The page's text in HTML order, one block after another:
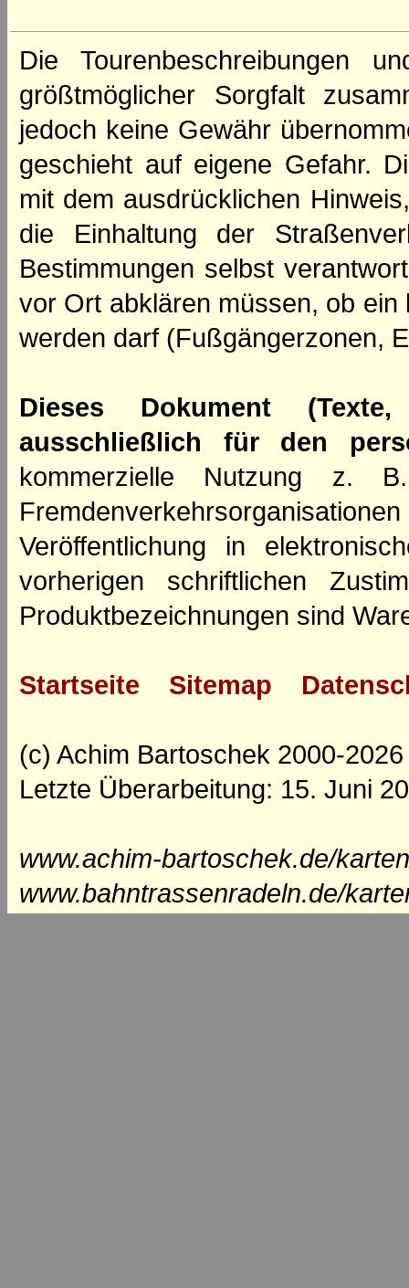
Die Tourenbeschreibungen
größtmöglicher Sorgfalt
jedoch keine Gewähr
geschieht auf eigene Gefahr.
mit dem ausdrücklichen
die Einhaltung der
Bestimmungen selbst
vor Ort abklären müssen, ob
werden darf (Fußgängerzonen,
Dieses Dokument
ausschließlich für den
kommerzielle Nutzung z.
Veröffentlichung in
vorherigen schriftlichen
Produktbezeichnungen sind
Startseite Sitemap
(c) Achim Bartoschek 2000-2026
Letzte Überarbeitung: 15. Juni
www.achim-bartoschek.de/
www.bahntrassenradeln.de/